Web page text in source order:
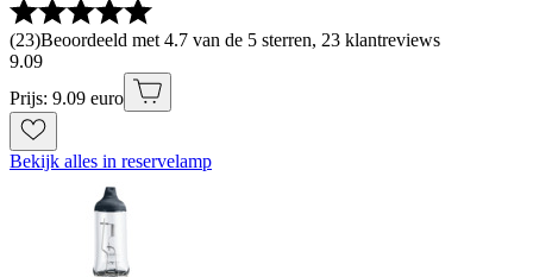
(23)Beoordeeld met 4.7 van de 5 sterren, 23 klantreviews
9.09
Prijs: 9.09 euro
Bekijk alles in reservelamp